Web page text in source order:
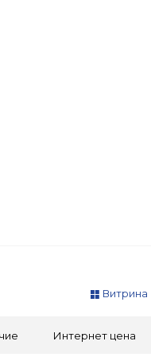
Витрина
Интернет цена